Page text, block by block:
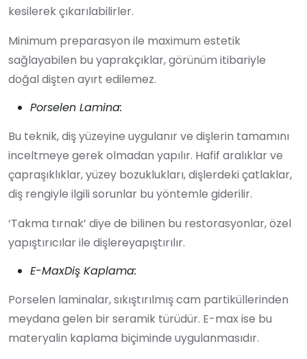
kesilerek çıkarılabilirler.
Minimum preparasyon ile maximum estetik
sağlayabilen bu yaprakçıklar, görünüm itibariyle
doğal dişten ayırt edilemez.
Porselen Lamina:
Bu teknik, diş yüzeyine uygulanır ve dişlerin tamamını
inceltmeye gerek olmadan yapılır. Hafif aralıklar ve
çapraşıklıklar, yüzey bozuklukları, dişlerdeki çatlaklar,
diş rengiyle ilgili sorunlar bu yöntemle giderilir.
‘Takma tırnak’ diye de bilinen bu restorasyonlar, özel
yapıştırıcılar ile dişlereyapıştırılır.
E-MaxDiş Kaplama:
Porselen laminalar, sıkıştırılmış cam partiküllerinden
meydana gelen bir seramik türüdür. E-max ise bu
materyalin kaplama biçiminde uygulanmasıdır.